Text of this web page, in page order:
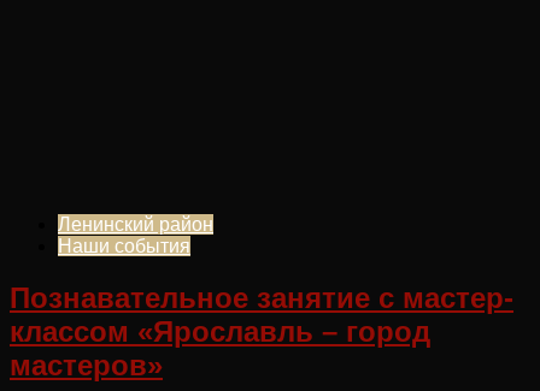
Ленинский район
Наши события
Познавательное занятие с мастер-
классом «Ярославль – город
мастеров»